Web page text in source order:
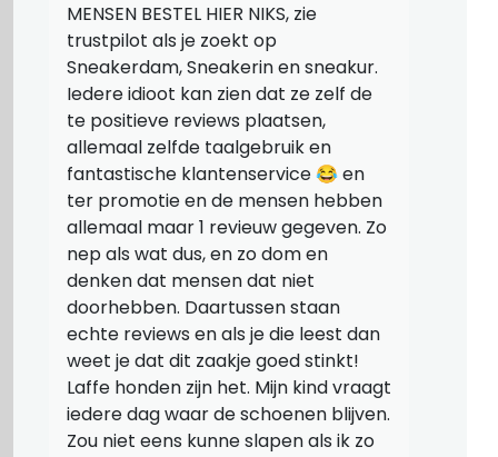
MENSEN BESTEL HIER NIKS, zie
trustpilot als je zoekt op
Sneakerdam, Sneakerin en sneakur.
Iedere idioot kan zien dat ze zelf de
te positieve reviews plaatsen,
allemaal zelfde taalgebruik en
fantastische klantenservice 😂 en
ter promotie en de mensen hebben
allemaal maar 1 revieuw gegeven. Zo
nep als wat dus, en zo dom en
denken dat mensen dat niet
doorhebben. Daartussen staan
echte reviews en als je die leest dan
weet je dat dit zaakje goed stinkt!
Laffe honden zijn het. Mijn kind vraagt
iedere dag waar de schoenen blijven.
Zou niet eens kunne slapen als ik zo